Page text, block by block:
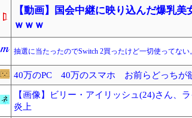
【動画】国会中継に映り込んだ爆乳
ｗｗｗ
抽選に当たったのでSwitch 2買ったけど一切使ってない
40万のPC 40万のスマホ お前らどっちが
【画像】ビリー・アイリッシュ(24)さん、
炎上